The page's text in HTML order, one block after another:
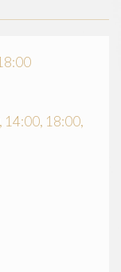
14:00, 18:00,